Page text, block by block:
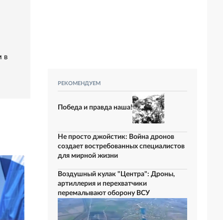
в
РЕКОМЕНДУЕМ
Победа и правда наша!
Не просто джойстик: Война дронов
создает востребованных специалистов
для мирной жизни
Воздушный кулак "Центра": Дроны,
артиллерия и перехватчики
перемалывают оборону ВСУ